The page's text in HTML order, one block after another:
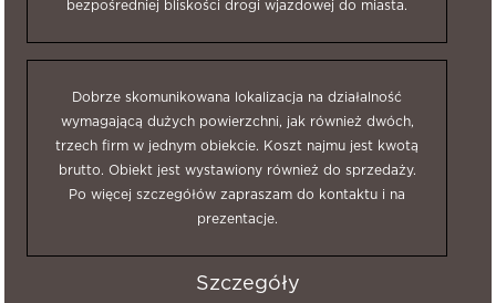
bezpośredniej bliskości drogi wjazdowej do miasta.
Dobrze skomunikowana lokalizacja na działalność
wymagającą dużych powierzchni, jak również dwóch,
trzech firm w jednym obiekcie. Koszt najmu jest kwotą
brutto. Obiekt jest wystawiony również do sprzedaży.
Po więcej szczegółów zapraszam do kontaktu i na
prezentacje.
Szczegóły